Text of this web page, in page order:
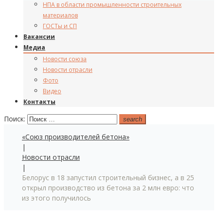
НПА в области промышленности строительных
материалов
ГОСТы и СП
Вакансии
Медиа
Новости союза
Новости отрасли
Фото
Видео
Контакты
Поиск: search
«Союз производителей бетона»
|
Новости отрасли
|
Белорус в 18 запустил строительный бизнес, а в 25
открыл производство из бетона за 2 млн евро: что
из этого получилось